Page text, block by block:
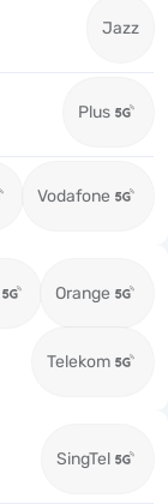
Jazz
Plus
Vodafone
Orange
Telekom
SingTel